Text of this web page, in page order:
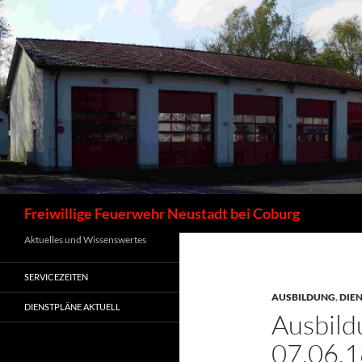
Zum
Inhalt
springen
Freiwillige Feuerwehr Neustadt bei Coburg
AUSBILDUNG,
Aktuelles und Wissenswertes
SERVICEZEITEN
DIENSTPLÄNE AKTUELL